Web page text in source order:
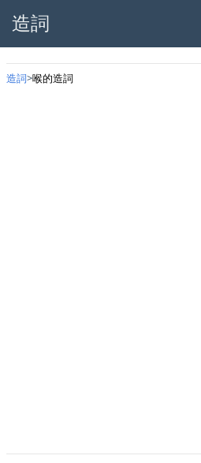
造詞
造詞 喉的造詞